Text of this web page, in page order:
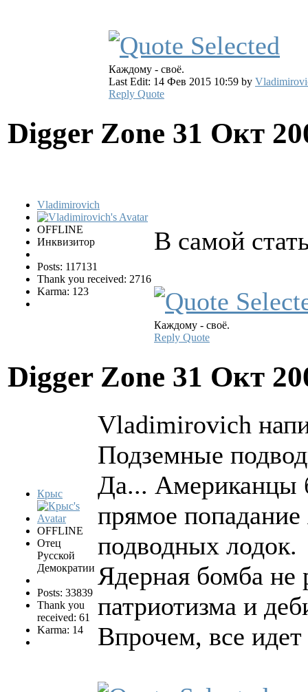
Каждому - своё.
Last Edit: 14 Фев 2015 10:59 by
Reply Quote
Digger Zone 31 Окт
Vladimirovich
OFFLINE
Инквизитор
Posts: 117131
Thank you received: 2716
Karma: 123
В самой
Каждому - своё.
Reply Quote
Digger Zone 31 Окт
Крыс
OFFLINE
Отец
Русской
Демократии
Posts: 33839
Thank you
received: 61
Karma: 14
Vladimirovich
Подземные
Да... Американцы
прямое
подводных лодок.
Ядерная бомба не
патриотизма и
Впрочем, все